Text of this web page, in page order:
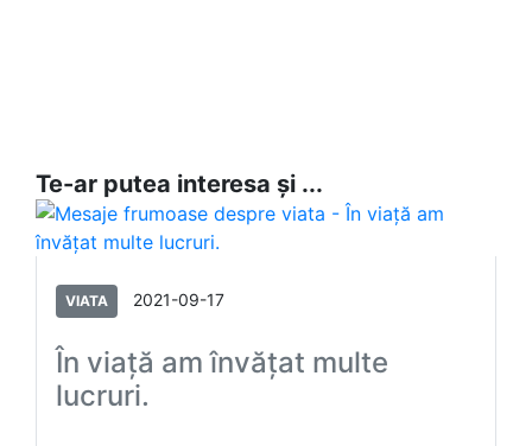
Te-ar putea interesa și ...
VIATA 2021-09-17
În viaţă am învăţat multe
lucruri.